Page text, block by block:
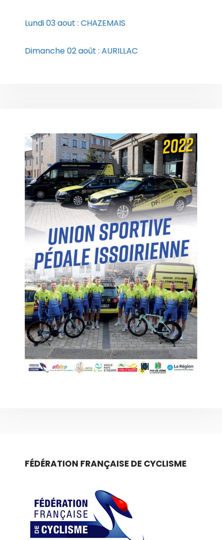
Lundi 03 aout : CHAZEMAIS
Dimanche 02 août : AURILLAC
FÉDÉRATION FRANÇAISE DE CYCLISME